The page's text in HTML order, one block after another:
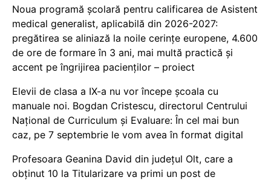
Noua programă școlară pentru calificarea de Asistent
medical generalist, aplicabilă din 2026-2027:
pregătirea se aliniază la noile cerințe europene, 4.600
de ore de formare în 3 ani, mai multă practică și
accent pe îngrijirea pacienților – proiect
Elevii de clasa a IX-a nu vor începe școala cu
manuale noi. Bogdan Cristescu, directorul Centrului
Național de Curriculum și Evaluare: În cel mai bun
caz, pe 7 septembrie le vom avea în format digital
Profesoara Geanina David din județul Olt, care a
obținut 10 la Titularizare va primi un post de